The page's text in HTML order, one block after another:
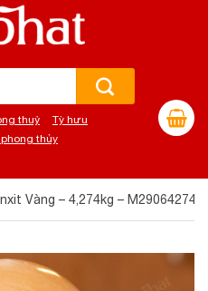
thuỷ
Tỳ hưu
thủy
Vàng – 4,274kg – M29064274